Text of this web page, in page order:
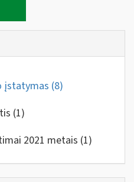
įstatymas (8)
(1)
2021 metais (1)